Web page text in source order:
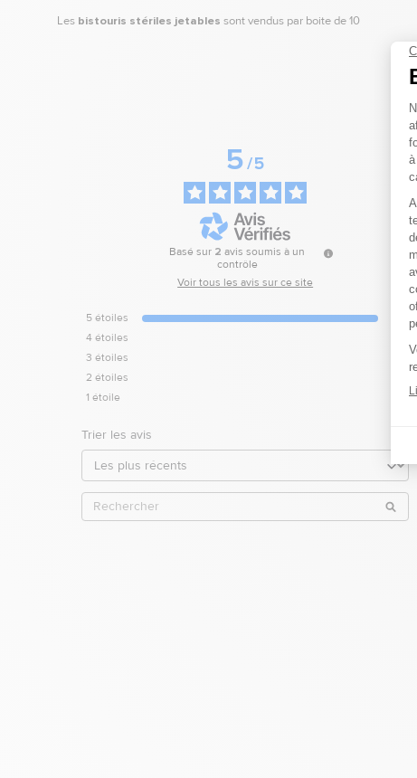
Les bistouris stériles jetables sont vendus par boite de 10
5/5
Basé sur 2 avis soumis à un
contrôle
Voir tous les avis sur ce site
5 étoiles
4 étoiles
3 étoiles
2 étoiles
1 étoile 0
Trier les avis